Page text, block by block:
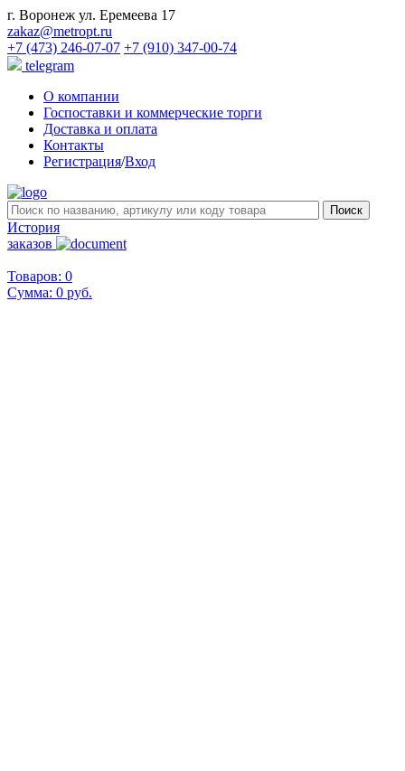
г. Воронеж ул. Еремеева 17
zakaz@metropt.ru
+7 (473) 246-07-07 +7 (910) 347-00-74
telegram
О компании
Госпоставки и коммерческие торги
Доставка и оплата
Контакты
Регистрация/Вход
История
заказов
Товаров: 0
Сумма: 0 руб.